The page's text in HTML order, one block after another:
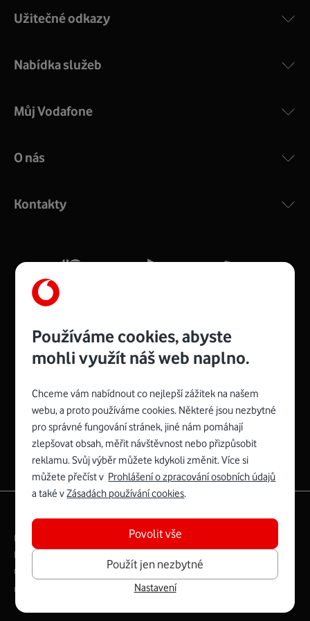
COMPAL CH7465VF
silný signál pro celou domácnost. Kompaktní rozměry 21
Více o COMPAL CH7465VF
Zyxel VMG8623-T50B:
Rozměry modemu jsou 16 x 22 x 7,5 cm (včetně stojánku)
a nabízí 4 gigabitové LAN porty a bezdrátové připojení Wi-
Fi ve verzích 802.11 b/g/n/ac pro frekvenci 2,4 GHz a
Mb/s.
Více o Zyxel VMG8623-T50B
Spojte se s Vodafonem
Užitečné odkazy
Nabídka služeb
Můj Vodafone
O nás
Kontakty
Právní­ podmí­nky
Ochrana soukromí­
Digitální odpovědnost
Ceník
Copyright © 2026 Vodafone Czech Republic a.s.
Používáme cookies, abyste
mohli využít náš web naplno.
Chceme vám nabídnout co nejlepší zážitek na našem
webu, a proto používáme cookies. Některé jsou nezbytné
pro správné fungování stránek, jiné nám pomáhají
zlepšovat obsah, měřit návštěvnost nebo přizpůsobit
reklamu. Svůj výběr můžete kdykoli změnit. Více si
můžete přečíst v Prohlášení o zpracování osobních údajů
a také vZásadách používání cookies.
Použít jen nezbytné
Povolit vše
Nastavení